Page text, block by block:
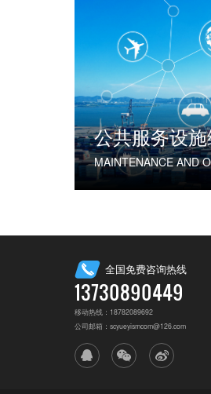
公共服务设
全国免费咨询热线
13730890449
移动热线：18782089692
公司邮箱：scyueyismcom@126.com